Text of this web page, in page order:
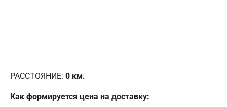
РАССТОЯНИЕ: 0 км.
Как формируется цена на доставку: